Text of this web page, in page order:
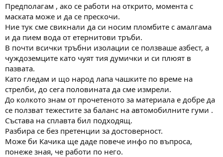
Предполагам , ако се работи на открито, момента с
маската може и да се прескочи.
Ние тук сме свикнали да си носим пломбите с амалгама
и да пием вода от етернитови тръби.
В почти всички тръбни изолации се ползваше азбест, а
чуждоземците като чуят тия думички и си плюят в
пазвата.
Като гледам и що народ лапа чашките по време на
стрелби, до сега половината да сме измрели.
До колкото знам от прочетеното за материала е добре да
се ползват тежестите за баланс на автомобилните гуми .
Състава на сплавта бил подходящ.
Разбира се без претенции за достоверност.
Може би Качика ще даде повече инфо по въпроса,
понеже зная, че работи по него.